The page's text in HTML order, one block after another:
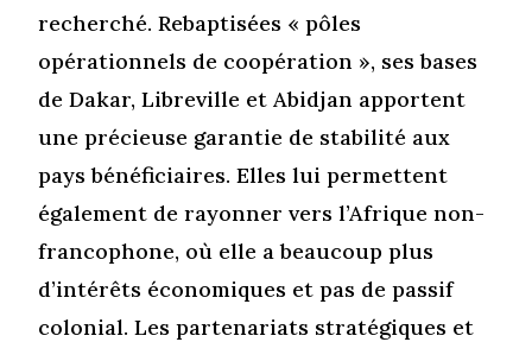
recherché. Rebaptisées « pôles
opérationnels de coopération », ses bases
de Dakar, Libreville et Abidjan apportent
une précieuse garantie de stabilité aux
pays bénéficiaires. Elles lui permettent
également de rayonner vers l’Afrique non-
francophone, où elle a beaucoup plus
d’intérêts économiques et pas de passif
colonial. Les partenariats stratégiques et